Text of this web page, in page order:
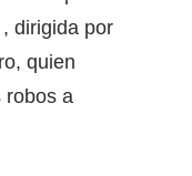
, dirigida por
quien
robos a